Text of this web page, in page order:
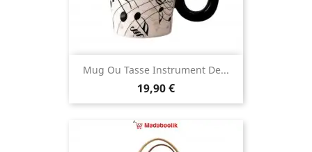
Mug Ou Tasse Instrument De...
Prix
19,90 €